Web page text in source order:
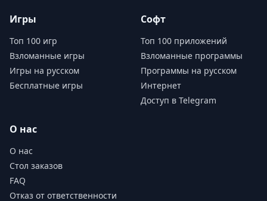
красивее. Это позволяет игрокам лучше
ориентироваться на карте и принимать более
правильные решения в любых ситуациях.
Кроме того, звуки в игре создают дополнительный
азарт для игроков. Звук при подбирании алмазов у
врага, звуки выстрелов во время напряженных
игроков чувство восторга во время прохождения
игры.
Игры
Топ 100 игр
Взломанные игры
Игры на русском
Бесплатные игры
Софт
Топ 100 приложений
Взломанные программы
Программы на русском
Интернет
Доступ в Telegram
О нас
О нас
Стол заказов
FAQ
Отказ от ответственности